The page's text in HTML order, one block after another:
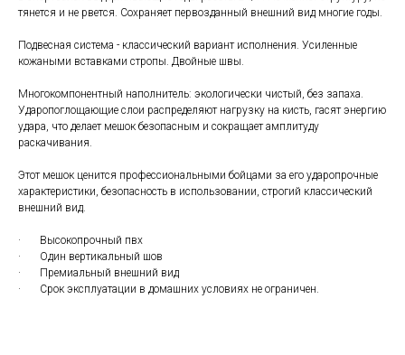
тянется и не рвется. Сохраняет первозданный внешний вид многие годы.
Подвесная система - классический вариант исполнения. Усиленные
кожаными вставками стропы. Двойные швы.
Многокомпонентный наполнитель: экологически чистый, без запаха.
Ударопоглощающие слои распределяют нагрузку на кисть, гасят энергию
удара, что делает мешок безопасным и сокращает амплитуду
раскачивания.
Этот мешок ценится профессиональными бойцами за его ударопрочные
характеристики, безопасность в использовании, строгий классический
внешний вид.
· Высокопрочный пвх
· Один вертикальный шов
· Премиальный внешний вид
· Срок эксплуатации в домашних условиях не ограничен.